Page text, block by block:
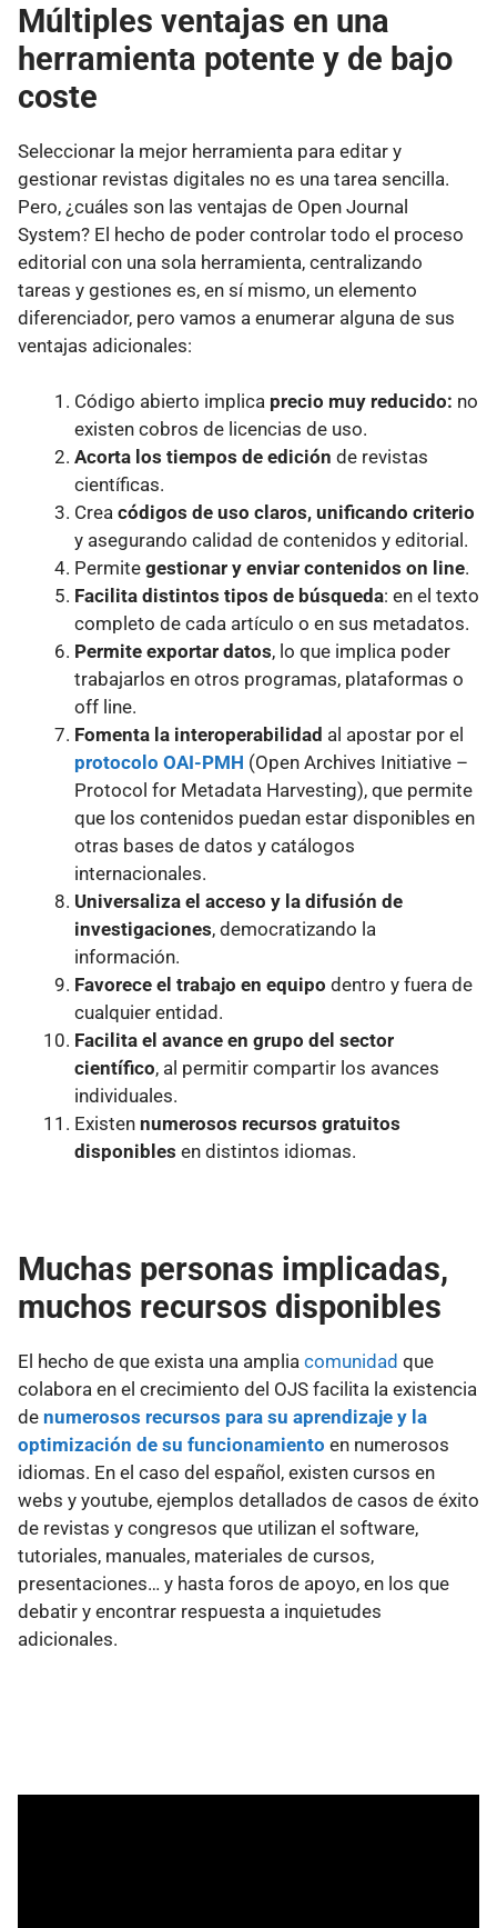
Múltiples ventajas en una
herramienta potente y de bajo
coste
Seleccionar la mejor herramienta para editar y
gestionar revistas digitales no es una tarea sencilla.
Pero, ¿cuáles son las ventajas de Open Journal
System? El hecho de poder controlar todo el proceso
editorial con una sola herramienta, centralizando
tareas y gestiones es, en sí mismo, un elemento
diferenciador, pero vamos a enumerar alguna de sus
ventajas adicionales:
Código abierto implica precio muy reducido: no
existen cobros de licencias de uso.
Acorta los tiempos de edición de revistas
científicas.
Crea códigos de uso claros, unificando criterio
y asegurando calidad de contenidos y editorial.
Permite gestionar y enviar contenidos on line.
Facilita distintos tipos de búsqueda: en el texto
completo de cada artículo o en sus metadatos.
Permite exportar datos, lo que implica poder
trabajarlos en otros programas, plataformas o
off line.
Fomenta la interoperabilidad al apostar por el
protocolo OAI-PMH (Open Archives Initiative –
Protocol for Metadata Harvesting), que permite
que los contenidos puedan estar disponibles en
otras bases de datos y catálogos
internacionales.
Universaliza el acceso y la difusión de
investigaciones, democratizando la
información.
Favorece el trabajo en equipo dentro y fuera de
cualquier entidad.
Facilita el avance en grupo del sector
científico, al permitir compartir los avances
individuales.
Existen numerosos recursos gratuitos
disponibles en distintos idiomas.
Muchas personas implicadas,
muchos recursos disponibles
El hecho de que exista una amplia comunidad que
colabora en el crecimiento del OJS facilita la existencia
de numerosos recursos para su aprendizaje y la
optimización de su funcionamiento en numerosos
idiomas. En el caso del español, existen cursos en
webs y youtube, ejemplos detallados de casos de éxito
de revistas y congresos que utilizan el software,
tutoriales, manuales, materiales de cursos,
presentaciones… y hasta foros de apoyo, en los que
debatir y encontrar respuesta a inquietudes
adicionales.